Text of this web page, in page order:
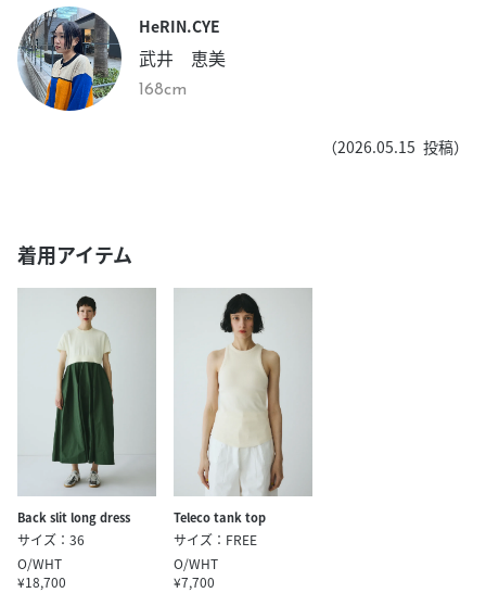
HeRIN.CYE
武井 恵美
168cm
（2026.05.15 投稿）
着用アイテム
Back slit long dress
サイズ：36
O/WHT
¥18,700
Teleco tank top
サイズ：FREE
O/WHT
¥7,700